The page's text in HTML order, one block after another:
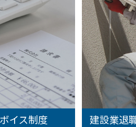
イス制度 建設業退